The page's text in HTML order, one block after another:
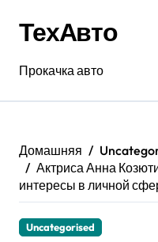
содержанию
ТехАвто
Прокачка авто
Домашняя
Актриса Анна
интересы в личной
Uncategorised